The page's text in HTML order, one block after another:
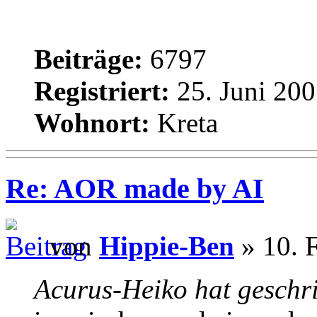
Beiträge: 6797
Registriert: 25. Juni
Wohnort: Kreta
Re: AOR made by AI
von Hippie-Ben » 10.
Acurus-Heiko hat